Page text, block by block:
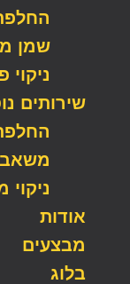
שמן
שירותים
ניקוי
אודות
מבצעים
בלוג